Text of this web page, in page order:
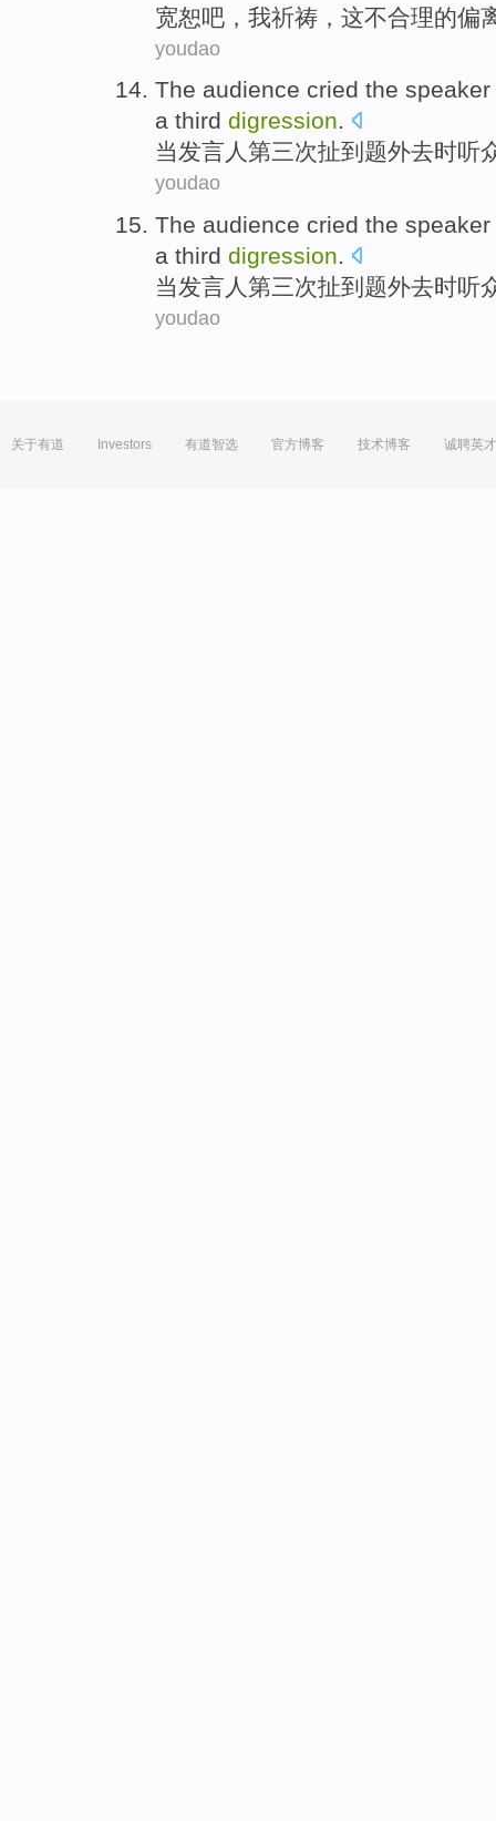
宽恕吧 ， 我祈祷 ， 这不合理的偏
youdao
The audience cried the speaker
a third digression.
当发言人 第三次扯到题外去时听
youdao
The audience cried the speaker
a third digression.
当发言人 第三次扯到题外去时听
youdao
关于有道 Investors 有道智选 官方博客 技术博客 诚聘英才